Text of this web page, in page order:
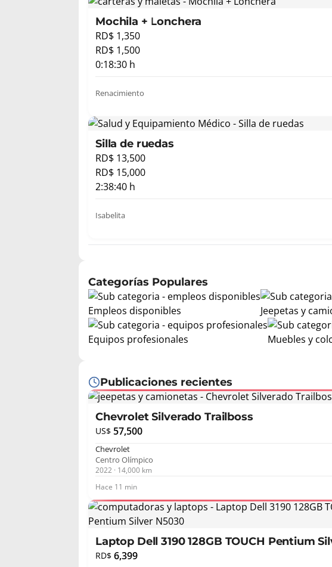
Mochila + Lonchera
RD$ 1,350
RD$ 1,500
0:18:30 h
Renacimiento
Silla de ruedas
RD$ 13,500
RD$ 15,000
2:38:40 h
Isabelita
Categorías Populares
Empleos disponibles Jeepetas y
Equipos profesionales Muebles y
Publicaciones recientes
Chevrolet Silverado Trailboss
US$ 57,500
Chevrolet
Centro Olímpico
2022 · 14,000 km
Hace 11 min
Laptop Dell 3190 128GB TOUCH Pentium
N5030
RD$ 6,399